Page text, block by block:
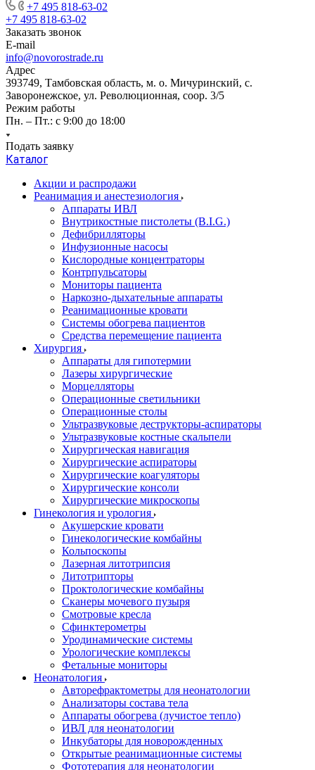
+7 495 818-63-02
+7 495 818-63-02
Заказать звонок
E-mail
info@novorostrade.ru
Адрес
393749, Тамбовская область, м. о. Мичуринский, с.
Заворонежское, ул. Революционная, соор. 3/5
Режим работы
Пн. – Пт.: с 9:00 до 18:00
Подать заявку
Каталог
Акции и распродажи
Реанимация и анестезиология
Аппараты ИВЛ
Внутрикостные пистолеты (B.I.G.)
Дефибрилляторы
Инфузионные насосы
Кислородные концентраторы
Контрпульсаторы
Мониторы пациента
Наркозно-дыхательные аппараты
Реанимационные кровати
Системы обогрева пациентов
Средства перемещение пациента
Хирургия
Аппараты для гипотермии
Лазеры хирургические
Морцелляторы
Операционные светильники
Операционные столы
Ультразвуковые деструкторы-аспираторы
Ультразвуковые костные скальпели
Хирургическая навигация
Хирургические аспираторы
Хирургические коагуляторы
Хирургические консоли
Хирургические микроскопы
Гинекология и урология
Акушерские кровати
Гинекологические комбайны
Кольпоскопы
Лазерная литотрипсия
Литотрипторы
Проктологические комбайны
Сканеры мочевого пузыря
Смотровые кресла
Сфинктерометры
Уродинамические системы
Урологические комплексы
Фетальные мониторы
Неонатология
Авторефрактометры для неонатологии
Анализаторы состава тела
Аппараты обогрева (лучистое тепло)
ИВЛ для неонатологии
Инкубаторы для новорожденных
Открытые реанимационные системы
Фототерапия для неонатологии